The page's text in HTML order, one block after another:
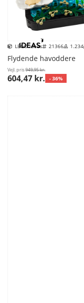
LEGO Ideas 21366 1.234
Flydende havoddere
Vejl. pris949,95 kr.
604,47 kr. - 36%